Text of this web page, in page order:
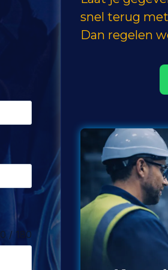
0 / 180
snel terug
Dan regelen